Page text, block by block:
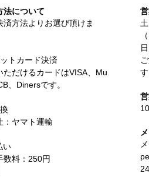
法について
済方法よりお選び頂けま
トカード決済
ただけるカードはVISA、Mu
、Dinersです。
：ヤマト運輸
い
数料：250円
す